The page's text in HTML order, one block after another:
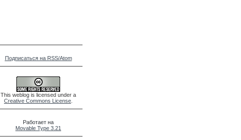
Подписаться на RSS/Atom
This weblog is licensed under a
Creative Commons License
Работает на
Movable Type 3.21